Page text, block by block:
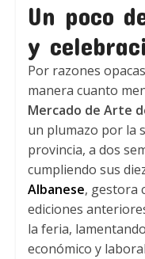
Un poco
y
Por razones
manera cuanto
Mercado de Arte
un plumazo por la
provincia, a dos
cumpliendo sus
Albanese, gestora
ediciones
la feria,
económico y